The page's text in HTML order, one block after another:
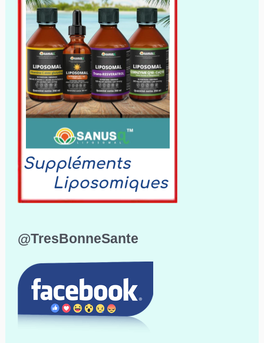
@TresBonneSante